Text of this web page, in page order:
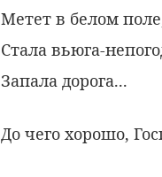
Метет в белом
Стала вьюга-
Запала дорога...
До чего хорошо,